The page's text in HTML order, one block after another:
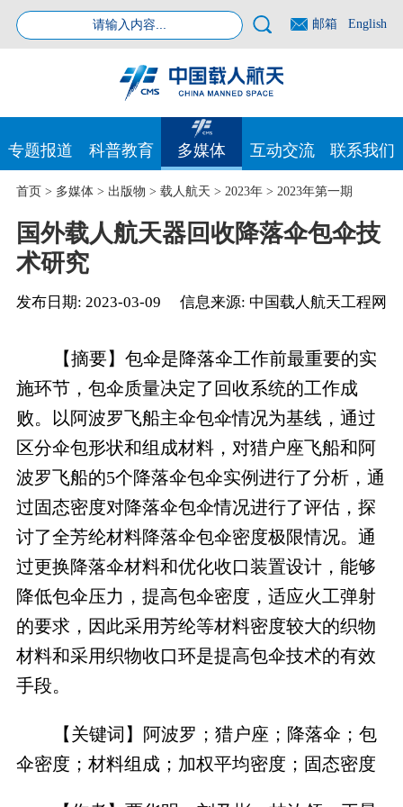
邮箱 English
专题报道 科普教育 多媒体 互动交流 联系我们
首页> 多媒体> 出版物 > 载人航天 > 2023年> 2023年第一期
国外载人航天器回收降落伞包伞技
术研究
发布日期: 2023-03-09 信息来源: 中国载人航天工程网
【摘要】包伞是降落伞工作前最重要的实
施环节，包伞质量决定了回收系统的工作成
败。以阿波罗飞船主伞包伞情况为基线，通过
区分伞包形状和组成材料，对猎户座飞船和阿
波罗飞船的5个降落伞包伞实例进行了分析，通
过固态密度对降落伞包伞情况进行了评估，探
讨了全芳纶材料降落伞包伞密度极限情况。通
过更换降落伞材料和优化收口装置设计，能够
降低包伞压力，提高包伞密度，适应火工弹射
的要求，因此采用芳纶等材料密度较大的织物
材料和采用织物收口环是提高包伞技术的有效
手段。
【关键词】阿波罗；猎户座；降落伞；包
伞密度；材料组成；加权平均密度；固态密度